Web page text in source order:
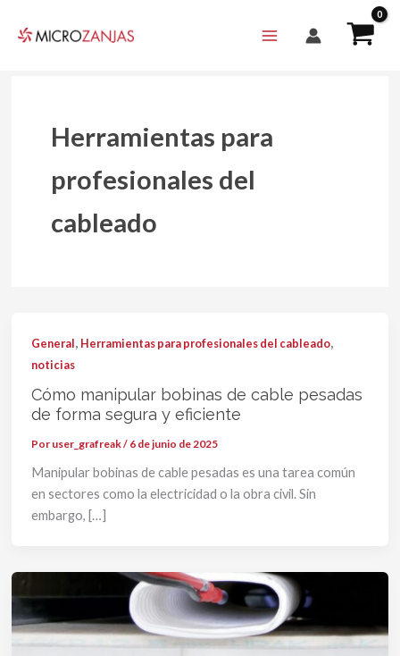
Herramientas para
profesionales del
cableado
General, Herramientas para profesionales del cableado,
noticias
Cómo manipular bobinas de cable pesadas
de forma segura y eficiente
Por user_grafreak/ 6 de junio de 2025
Manipular bobinas de cable pesadas es una tarea común
en sectores como la electricidad o la obra civil. Sin
embargo, […]